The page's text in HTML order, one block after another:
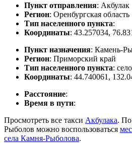
Пункт отправления: Акбулак
Регион: Оренбургская область
Тип населенного пункта:
Координаты: 43.257034,
Пункт назначения: Камень-
Регион: Приморский край
Тип населенного пункта: село
Координаты: 44.740061,
Расстояние:
Время в пути:
Просмотреть все такси Акбулака. По
Рыболов можно воспользоваться
села Камня-Рыболова.